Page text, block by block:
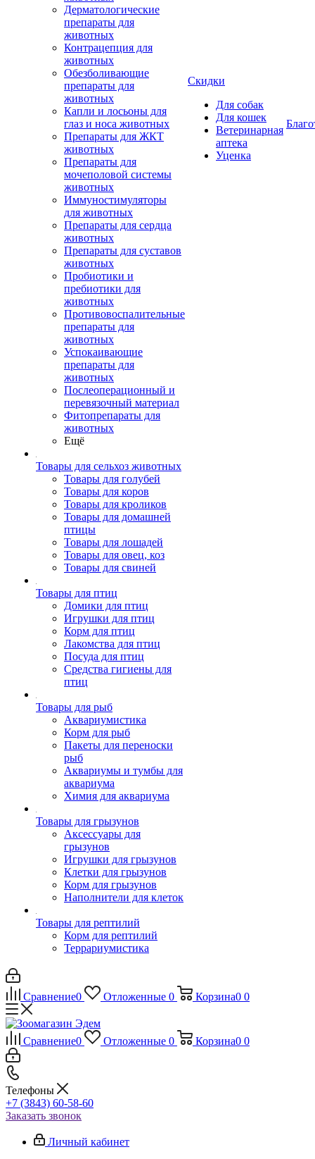
Дерматологические
препараты для
животных
Контрацепция для
животных
Обезболивающие
препараты для
животных
Капли и лосьоны для
глаз и носа животных
Препараты для ЖКТ
животных
Препараты для
мочеполовой системы
животных
Иммуностимуляторы
для животных
Препараты для сердца
животных
Препараты для суставов
животных
Пробиотики и
пребиотики для
животных
Противовоспалительные
препараты для
животных
Успокаивающие
препараты для
животных
Послеоперационный и
перевязочный материал
Фитопрепараты для
животных
Ещё
Товары для сельхоз животных
Товары для голубей
Товары для коров
Товары для кроликов
Товары для домашней
птицы
Товары для лошадей
Товары для овец, коз
Товары для свиней
Товары для птиц
Домики для птиц
Игрушки для птиц
Корм для птиц
Лакомства для птиц
Посуда для птиц
Средства гигиены для
птиц
Товары для рыб
Аквариумистика
Корм для рыб
Пакеты для переноски
рыб
Аквариумы и тумбы для
аквариума
Химия для аквариума
Товары для грызунов
Аксессуары для
грызунов
Игрушки для грызунов
Клетки для грызунов
Корм для грызунов
Наполнители для клеток
Товары для рептилий
Корм для рептилий
Террариумистика
Скидки
Для собак
Для кошек
Ветеринарная
аптека
Уценка
Сравнение0 Отложенные 0 Корзина0 0
Сравнение0 Отложенные 0 Корзина0 0
Телефоны
+7 (3843) 60-58-60
Заказать звонок
Личный кабинет